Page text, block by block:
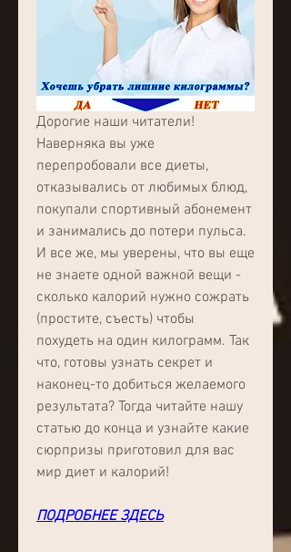
Дорогие наши читатели!
Наверняка вы уже
перепробовали все диеты,
отказывались от любимых блюд,
покупали спортивный абонемент
и занимались до потери пульса.
И все же, мы уверены, что вы еще
не знаете одной важной вещи -
сколько калорий нужно сожрать
(простите, съесть) чтобы
похудеть на один килограмм. Так
что, готовы узнать секрет и
наконец-то добиться желаемого
результата? Тогда читайте нашу
статью до конца и узнайте какие
сюрпризы приготовил для вас
мир диет и калорий!
ПОДРОБНЕЕ ЗДЕСЬ